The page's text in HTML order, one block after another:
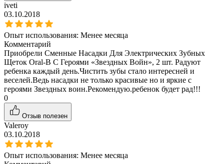
iveti
03.10.2018
Опыт использования: Менее месяца
Комментарий
Приобрели Сменные Насадки Для Электрических Зубных
Щеток Oral-B С Героями «Звездных Войн», 2 шт. Радуют
ребенка каждый день.Чистить зубы стало интересней и
веселей.Ведь насадки не только красивые но и яркие с
героями Звездных воин.Рекомендую.ребенок будет рад!!!
0
Отзыв полезен
Valeroy
03.10.2018
Опыт использования: Менее месяца